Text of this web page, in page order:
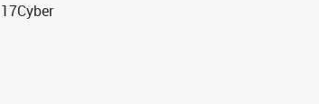
17Cyber